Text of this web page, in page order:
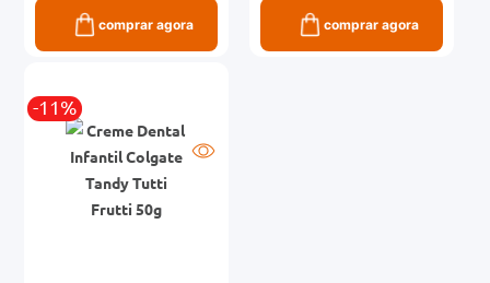
comprar agora comprar agora
-11%